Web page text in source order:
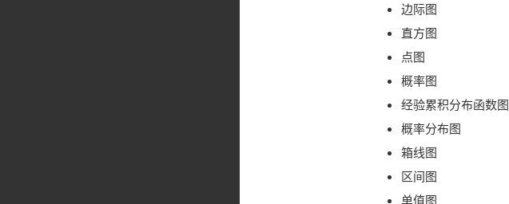
边际图
直方图
点图
概率图
经验累积分布函数图
概率分布图
箱线图
区间图
单值图